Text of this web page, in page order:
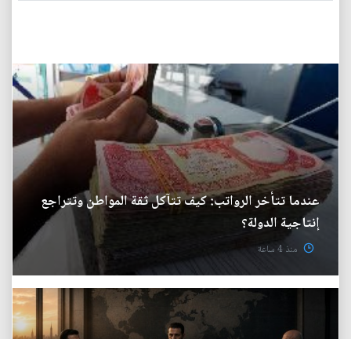
عندما تتأخر الرواتب: كيف تتآكل ثقة المواطن وتتراجع
إنتاجية الدولة؟
منذ 4 ساعة